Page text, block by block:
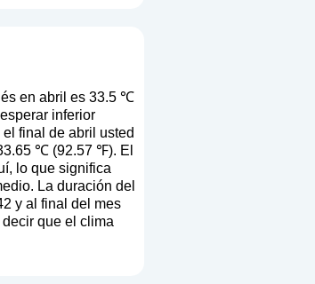
en abril es 33.5 ℃
inferior
final de abril usted
℃ (92.57 ℉). El
lo que significa
La duración del
y al final del mes
que el clima